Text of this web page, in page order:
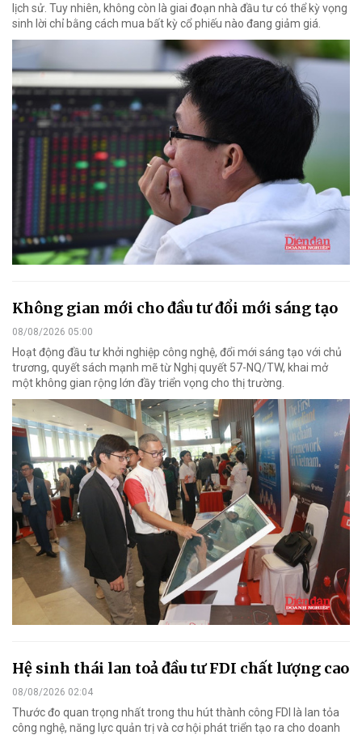
lịch sử. Tuy nhiên, không còn là giai đoạn nhà đầu tư có thể kỳ vọng
sinh lời chỉ bằng cách mua bất kỳ cổ phiếu nào đang giảm giá.
Không gian mới cho đầu tư đổi mới sáng tạo
08/08/2026 05:00
Hoạt động đầu tư khởi nghiệp công nghệ, đổi mới sáng tạo với chủ
trương, quyết sách mạnh mẽ từ Nghị quyết 57-NQ/TW, khai mở
một không gian rộng lớn đầy triển vọng cho thị trường.
Hệ sinh thái lan toả đầu tư FDI chất lượng cao
08/08/2026 02:04
Thước đo quan trọng nhất trong thu hút thành công FDI là lan tỏa
công nghệ, năng lực quản trị và cơ hội phát triển tạo ra cho doanh